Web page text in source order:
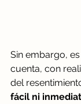
Sin embargo,
cuenta, con
del
fácil ni